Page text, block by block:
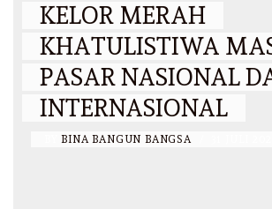
KELOR MERAH
KHATULISTIWA
PASAR NASIONAL
INTERNASIONAL
BINA BANGUN BANGSA